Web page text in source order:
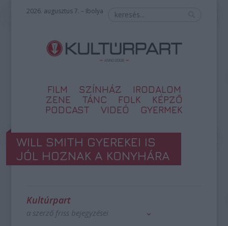
2026. augusztus 7. – Ibolya
FILM SZÍNHÁZ
IRODALOM
ZENE
TÁNC FOLK
KÉPZŐ
PODCAST
VIDEÓ GYERMEK
WILL SMITH GYEREKEI IS
JÓL HOZNAK A KONYHÁRA
Kultúrpart
a szerző friss bejegyzései